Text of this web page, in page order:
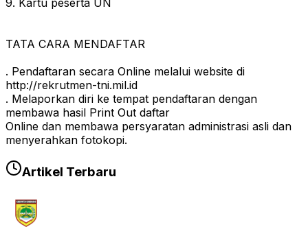
9. Kartu peserta UN
TATA CARA MENDAFTAR
. Pendaftaran secara Online melalui website di
http://rekrutmen-tni.mil.id
. Melaporkan diri ke tempat pendaftaran dengan
membawa hasil Print Out daftar
Online dan membawa persyaratan administrasi asli dan
menyerahkan fotokopi.
Artikel Terbaru